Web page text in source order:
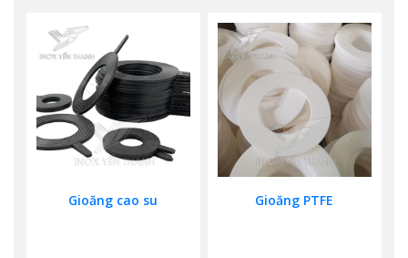
Gioăng cao su Gioăng PTFE